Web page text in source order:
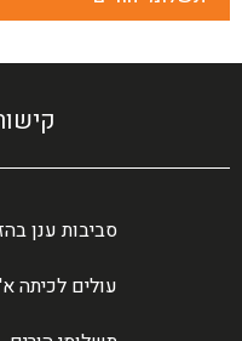
סביבות ענן
עולים לכיתה א'